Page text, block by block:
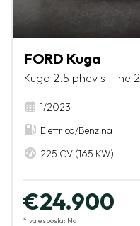
FORD Kuga
Kuga 2.5 phev st-line
1/2023
Elettrica/Benzina
225 CV (165 KW)
€24.900
*Iva esposta: No